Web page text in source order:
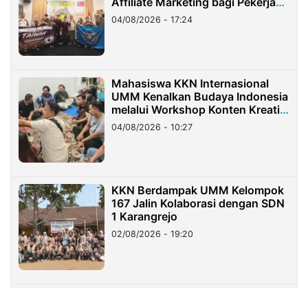
Migran Indonesia di Taiwan
04/08/2026 - 17:24
Mahasiswa KKN Internasional
UMM Kenalkan Budaya Indonesia
melalui Workshop Konten Kreatif
di Taiwan
04/08/2026 - 10:27
KKN Berdampak UMM Kelompok
167 Jalin Kolaborasi dengan SDN
1 Karangrejo
02/08/2026 - 19:20